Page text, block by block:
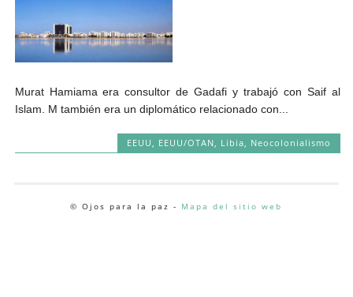
Murat Hamiama era consultor de Gadafi y trabajó con Saif al
Islam. M también era un diplomático relacionado con...
EEUU EEUU/OTAN Libia Neocolonialismo
© Ojos para la paz - Mapa del sitio web